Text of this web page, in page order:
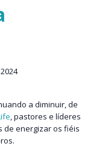
a diminuir, de
, pastores e líderes
de energizar os fiéis